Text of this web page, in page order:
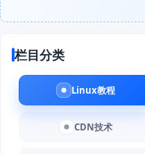
栏目分类
Linux教程
CDN技术